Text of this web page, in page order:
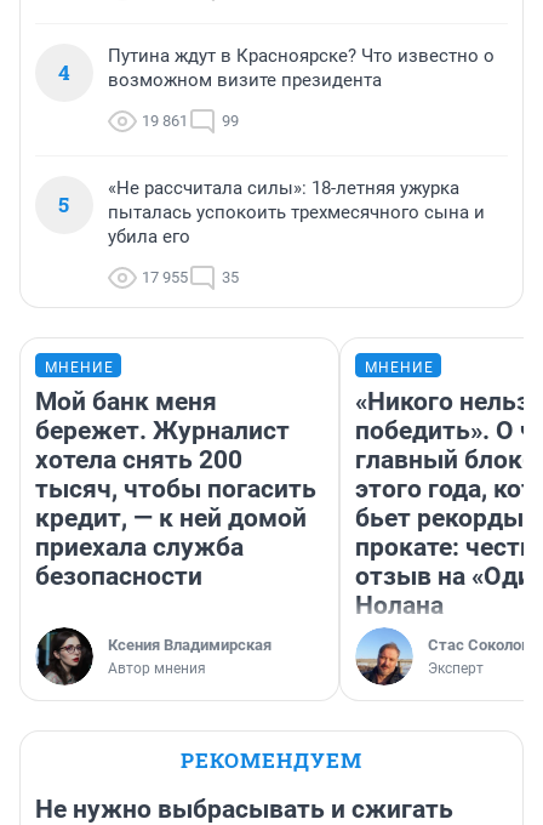
4
Путина ждут в Красноярске? Что известно о
возможном визите президента
19 861 99
5
«Не рассчитала силы»: 18-летняя ужурка
пыталась успокоить трехмесячного сына и
убила его
17 955 35
МНЕНИЕ
Мой банк меня
бережет. Журналист
хотела снять 200
тысяч, чтобы погасить
кредит, — к ней домой
приехала служба
безопасности
Ксения Владимирская
Автор мнения
МНЕНИЕ
«Никого нельзя
победить». О
главный
этого года,
бьет рекорды в
прокате:
отзыв на
Нолана
Стас Соколов
Эксперт
РЕКОМЕНДУЕМ
Не нужно выбрасывать и сжигать